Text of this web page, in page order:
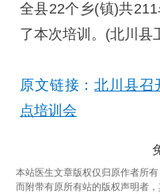
全县22个乡(镇)共
了本次培训。(北川县
原文链接：北川县召
点培训会
本站医生文章版权仅归原作者所
而附带有原所有站的版权声明者